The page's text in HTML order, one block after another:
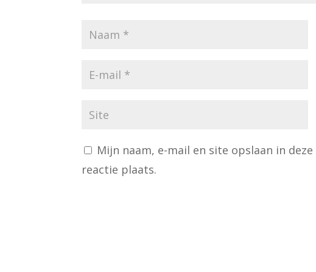
Mijn naam, e-mail en site opslaan in
reactie plaats.